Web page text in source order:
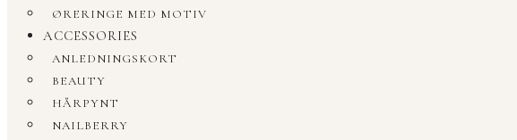
ØRERINGE MED MOTIV
ACCESSORIES
ANLEDNINGSKORT
BEAUTY
HÅRPYNT
NAILBERRY